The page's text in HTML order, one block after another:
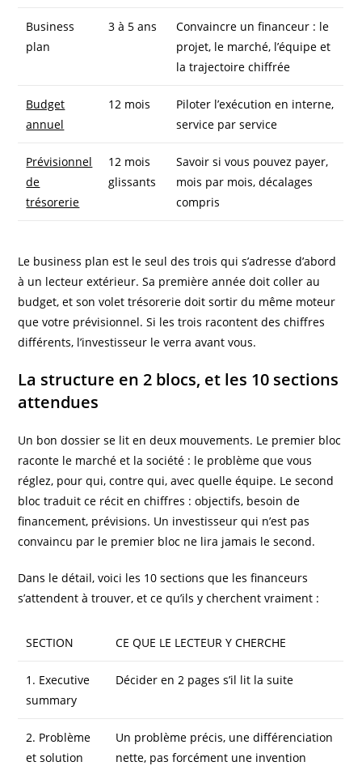
Business
plan
3 à 5 ans
Convaincre un financeur : le
projet, le marché, l’équipe et
la trajectoire chiffrée
Budget
annuel
12 mois
Piloter l’exécution en interne,
service par service
Prévisionnel
de
trésorerie
12 mois
glissants
Savoir si vous pouvez payer,
mois par mois, décalages
compris
Le business plan est le seul des trois qui s’adresse d’abord
à un lecteur extérieur. Sa première année doit coller au
budget, et son volet trésorerie doit sortir du même moteur
que votre prévisionnel. Si les trois racontent des chiffres
différents, l’investisseur le verra avant vous.
La structure en 2 blocs, et les 10 sections
attendues
Un bon dossier se lit en deux mouvements. Le premier bloc
raconte le marché et la société : le problème que vous
réglez, pour qui, contre qui, avec quelle équipe. Le second
bloc traduit ce récit en chiffres : objectifs, besoin de
financement, prévisions. Un investisseur qui n’est pas
convaincu par le premier bloc ne lira jamais le second.
Dans le détail, voici les 10 sections que les financeurs
s’attendent à trouver, et ce qu’ils y cherchent vraiment :
SECTION CE QUE LE LECTEUR Y CHERCHE
1. Executive
summary
Décider en 2 pages s’il lit la suite
2. Problème
et solution
Un problème précis, une différenciation
nette, pas forcément une invention